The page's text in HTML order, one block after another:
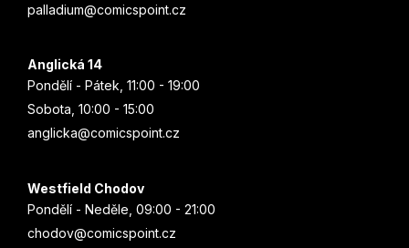
palladium@comicspoint.cz
Anglická 14
Pondělí - Pátek, 11:00 - 19:00
Sobota, 10:00 - 15:00
anglicka@comicspoint.cz
Westfield Chodov
Pondělí - Neděle, 09:00 - 21:00
chodov@comicspoint.cz